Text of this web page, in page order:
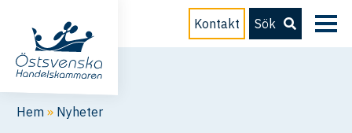
Kontakt Sök
Hem » Nyheter